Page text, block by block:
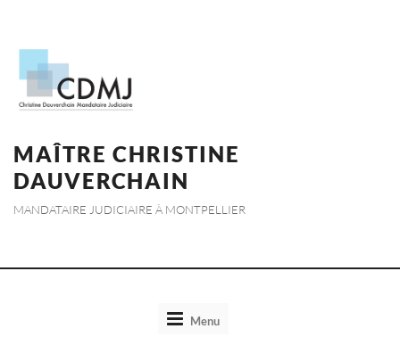
MAÎTRE CHRISTINE
DAUVERCHAIN
MANDATAIRE JUDICIAIRE À MONTPELLIER
ToggleMenu